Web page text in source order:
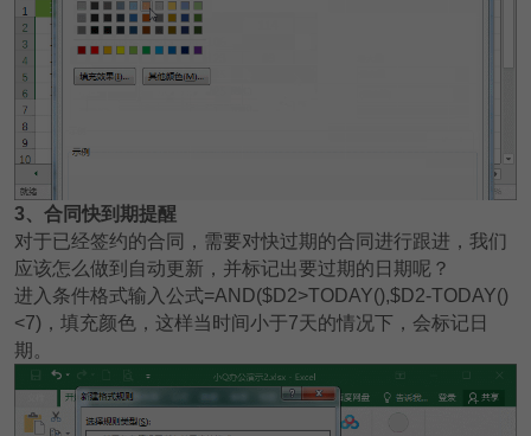
3、合同快到期提醒
对于已经签约的合同，需要对快过期的合同进行跟进，我们
应该怎么做到自动更新，并标记出要过期的日期呢？
进入条件格式输入公式=AND($D2>TODAY(),$D2-TODAY()
<7)，填充颜色，这样当时间小于7天的情况下，会标记日
期。